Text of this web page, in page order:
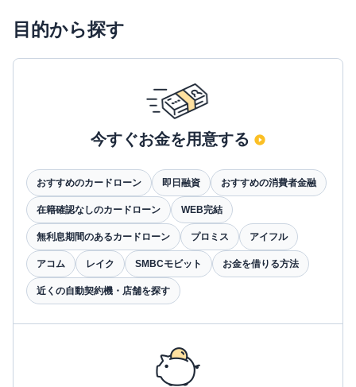
目的から探す
今すぐお金を用意する
おすすめのカードローン 即日融資 おすすめの消費者金融
在籍確認なしのカードローン WEB完結
無利息期間のあるカードローン プロミス アイフル
アコム レイク SMBCモビット お金を借りる方法
近くの自動契約機・店舗を探す